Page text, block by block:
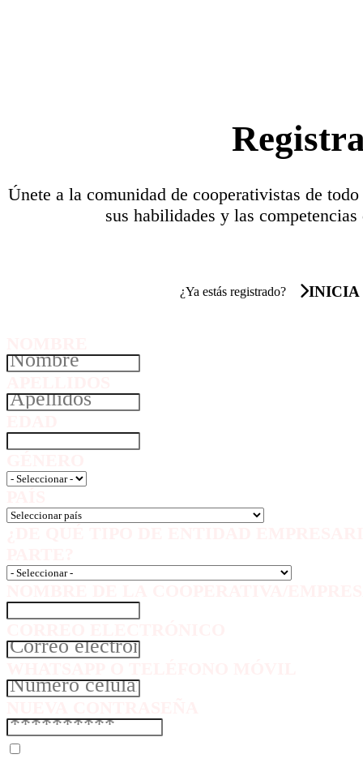
Únete a la comunidad de cooperativistas de
sus habilidades y las
¿Ya estás registrado? INICIA